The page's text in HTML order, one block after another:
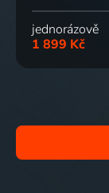
jednorázově
1 899 Kč